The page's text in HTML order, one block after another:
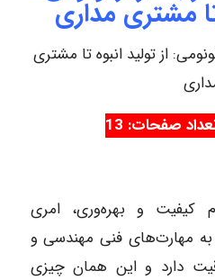
تا مشتری‌ مداری
از تولید انبوه تا مشتری‌
صفحات: 13
و بهره‌وری، امری
به مهارت‌های فنی مهندسی و
دارد و این همان چیزی